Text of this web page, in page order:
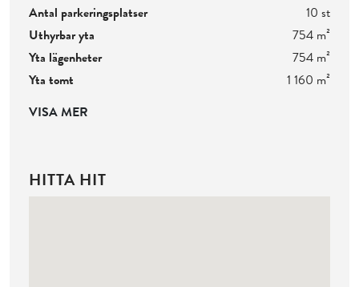
Antal parkeringsplatser
10 st
Uthyrbar yta
754 m²
Yta lägenheter
754 m²
Yta tomt
1 160 m²
VISA MER
HITTA HIT